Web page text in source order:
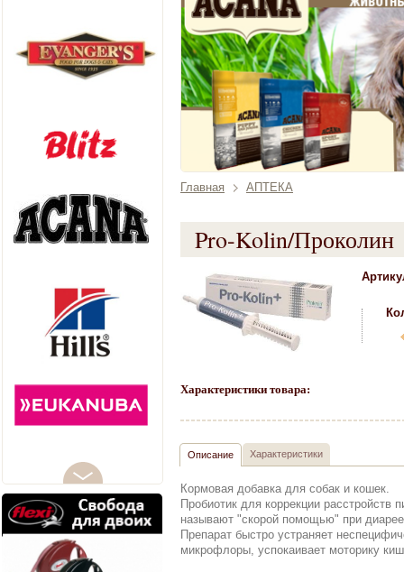
Главная АПТЕКА
Pro-Kolin/Проколин
Характеристики товара:
Описание Характеристики
Кормовая добавка для собак и кошек.
Пробиотик для коррекции
называют "скорой помощью" при
Препарат быстро устраняет
микрофлоры, успокаивает моторику